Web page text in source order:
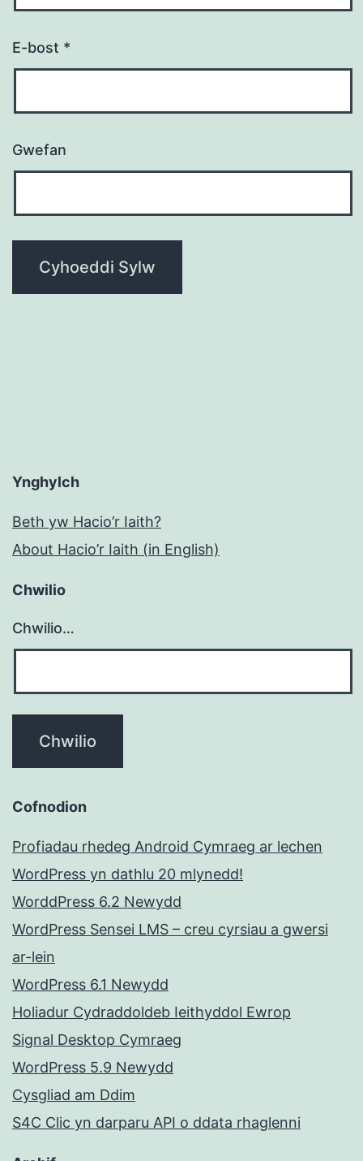
E-bost *
Gwefan
Ynghylch
Beth yw Hacio’r Iaith?
About Hacio’r Iaith (in English)
Chwilio
Chwilio…
Cofnodion
Profiadau rhedeg Android Cymraeg ar lechen
WordPress yn dathlu 20 mlynedd!
WorddPress 6.2 Newydd
WordPress Sensei LMS – creu cyrsiau a gwersi
ar-lein
WordPress 6.1 Newydd
Holiadur Cydraddoldeb Ieithyddol Ewrop
Signal Desktop Cymraeg
WordPress 5.9 Newydd
Cysgliad am Ddim
S4C Clic yn darparu API o ddata rhaglenni